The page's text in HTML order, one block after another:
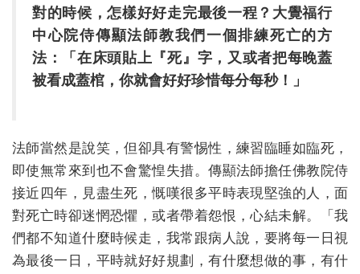
對的時候，怎樣好好走完最後一程？大覺福行
中心院侍傳顯法師教我們一個排練死亡的方
法：「在床頭貼上『死』字，又或者把每晚蓋
被看成蓋棺，你就會好好珍惜每分每秒！」
法師當然是說笑，但卻具有警惕性，練習臨睡如臨死，
即使無常來到也不會驚惶失措。傳顯法師擔任佛教院侍
接近四年，見盡生死，慨嘆很多平時表現堅強的人，面
對死亡時卻迷惘恐懼，或者帶着怨恨，心結未解。「我
們都不知道什麼時候走，我常跟病人說，要將每一日視
為最後一日，平時就好好規劃，有什麼想做的事，有什